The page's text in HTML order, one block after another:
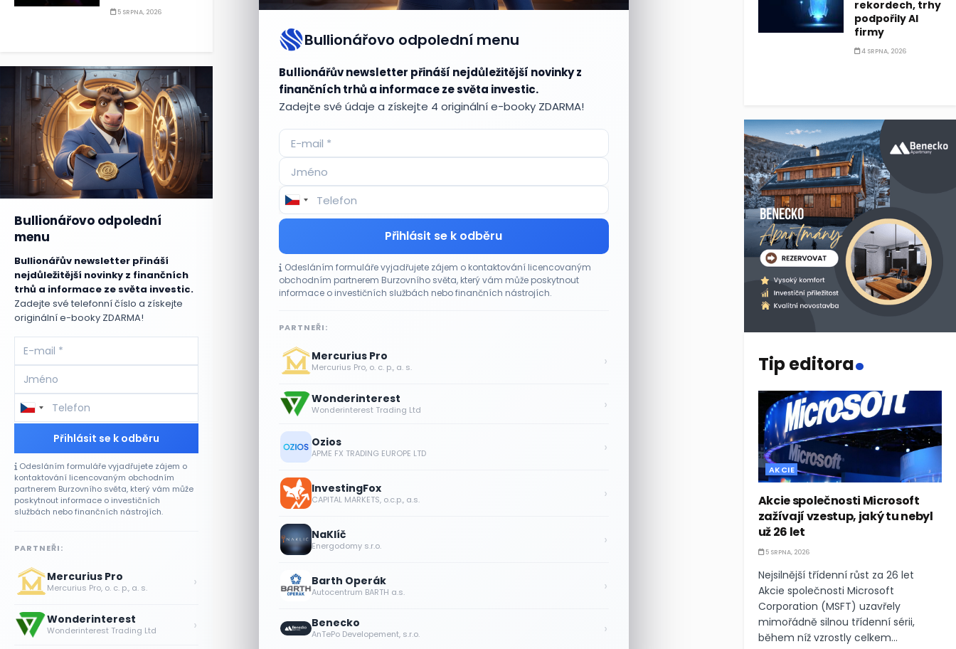
Bullionářovo odpolední menu
Bullionářův newsletter přináší nejdůležitější novinky z
finančních trhů a informace ze světa investic.
Zadejte své údaje a získejte 4 originální e-booky ZDARMA!
Přihlásit se k odběru
Odesláním formuláře vyjadřujete zájem o kontaktování licencovaným
obchodním partnerem Burzovního světa, který vám může poskytnout
informace o investičních službách nebo finančních nástrojích.
PARTNEŘI:
Mercurius Pro
Mercurius Pro, o. c. p., a. s. ›
Wonderinterest
Wonderinterest Trading Ltd ›
Ozios
APME FX TRADING EUROPE LTD ›
InvestingFox
CAPITAL MARKETS, o.c.p., a.s. ›
NaKlíč
Energodomy s.r.o. ›
Barth Operák
Autocentrum BARTH a.s. ›
Benecko
AnTePo Developement, s.r.o. ›
5 SRPNA, 2026
Bullionářovo odpolední
menu
Bullionářův newsletter přináší
nejdůležitější novinky z finančních
trhů a informace ze světa investic.
Zadejte své telefonní číslo a získejte
originální e-booky ZDARMA!
Přihlásit se k odběru
Odesláním formuláře vyjadřujete zájem o
kontaktování licencovaným obchodním
partnerem Burzovního světa, který vám může
poskytnout informace o investičních
službách nebo finančních nástrojích.
PARTNEŘI:
Mercurius Pro
Mercurius Pro, o. c. p., a. s. ›
Wonderinterest
Wonderinterest Trading Ltd ›
rekordech, trhy
podpořily AI
firmy
4 SRPNA, 2026
Tip editora.
AKCIE
Akcie společnosti Microsoft
zažívají vzestup, jaký tu nebyl
už 26 let
5 SRPNA, 2026
Nejsilnější třídenní růst za 26 let
Akcie společnosti Microsoft
Corporation (MSFT) uzavřely
mimořádně silnou třídenní sérii,
během níž vzrostly celkem...